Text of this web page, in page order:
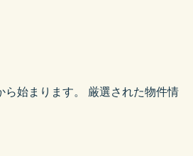
ら始まります。 厳選された物件情